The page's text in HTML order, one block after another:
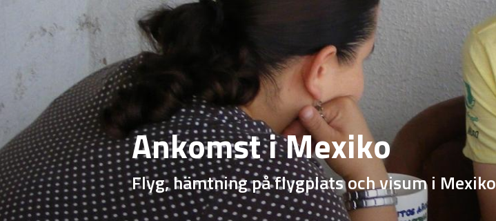
Ankomst i Mexiko
Flyg, hämtning på flygplats och visum i Mexiko